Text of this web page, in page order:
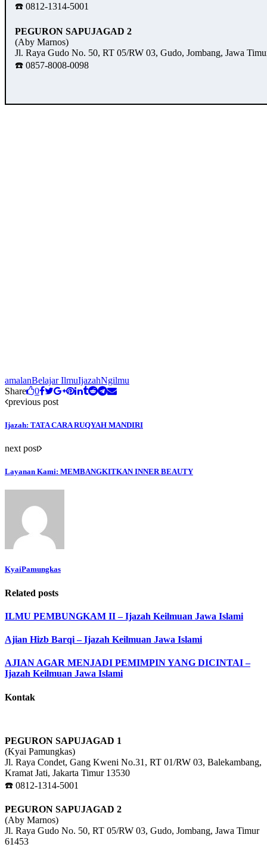
☎️ 0812-1314-5001
PEGURON SAPUJAGAD 2
(Aby Marnos)
Jl. Raya Gudo No. 50, RT 05/RW 03, Gudo, Jombang, Jawa
☎️ 0857-8008-0098
amalanBelajar IlmuIjazahNgilmu
Share
0
previous post
Ijazah: TATA CARA RUQYAH MANDIRI
next post
Layanan Kami: MEMBANGKITKAN INNER BEAUTY
KyaiPamungkas
Related posts
ILMU PEMBUNGKAM II – Ijazah Keilmuan Jawa Islami
Ajian Hizb Barqi – Ijazah Keilmuan Jawa Islami
AJIAN AGAR MENJADI PEMIMPIN YANG DICINTAI –
Ijazah Keilmuan Jawa Islami
Kontak
PEGURON SAPUJAGAD 1
(Kyai Pamungkas)
Jl. Raya Condet, Gang Kweni No.31, RT 01/RW 03, Balekambang,
Kramat Jati, Jakarta Timur 13530
☎️ 0812-1314-5001
PEGURON SAPUJAGAD 2
(Aby Marnos)
Jl. Raya Gudo No. 50, RT 05/RW 03, Gudo, Jombang, Jawa Timur
61453